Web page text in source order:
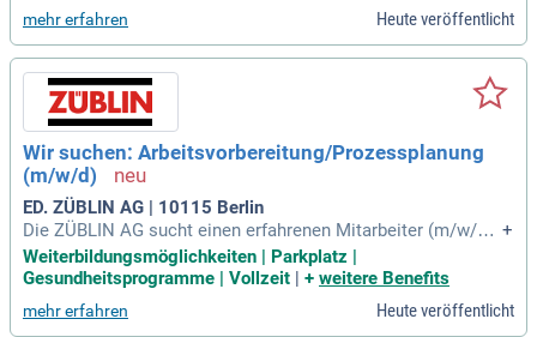
sserungen vorantreiben. Zudem steuern Sie die notwendige
n Schnittstellen zu angrenzenden Abteilungen, um effektive
Abläufe zu gewährleisten. Ihre Aufgaben umfassen die fachl
iche und disziplinarische Führung des Teams sowie die Opti
mierung der Arbeitsabläufe. Nutzen Sie diese Gelegenheit, I
hre Expertise in einem unbefristeten Vollzeitvertrag einzubri
ngen und einen bedeutenden Einfluss auf unsere Produktion
zu nehmen!
mehr erfahren Heute veröffentlicht
Wir suchen: Arbeitsvorbereitung/Prozessplanung
(m/w/d)
ED. ZÜBLIN AG | 10115 Berlin
Die ZÜBLIN AG sucht einen erfahrenen Mitarbeiter (m/w/d)
für die Aufgaben in der Arbeitsvorbereitung und Prozessplan
ung in Berlin. Mit einem Abschluss im Bauingenieurwesen o
der einer vergleichbaren technischen Ausbildung sind Sie be
stens vorbereitet. Sie werden Bauzeiten- und Ablaufpläne er
+
Weiterbildungsmöglichkeiten | Parkplatz |
Gesundheitsprogramme | Vollzeit | + weitere Benefits
mehr erfahren Heute veröffentlicht